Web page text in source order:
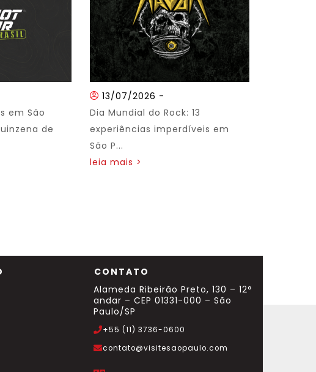
em São
de
13/07/2026 -
Dia Mundial do Rock: 13
experiências imperdíveis em
São P...
leia mais >
CONTATO
Alameda Ribeirão Preto, 130 – 12°
andar – CEP 01331-000 – São
Paulo/SP
+55 (11) 3736-0600
contato@visitesaopaulo.com